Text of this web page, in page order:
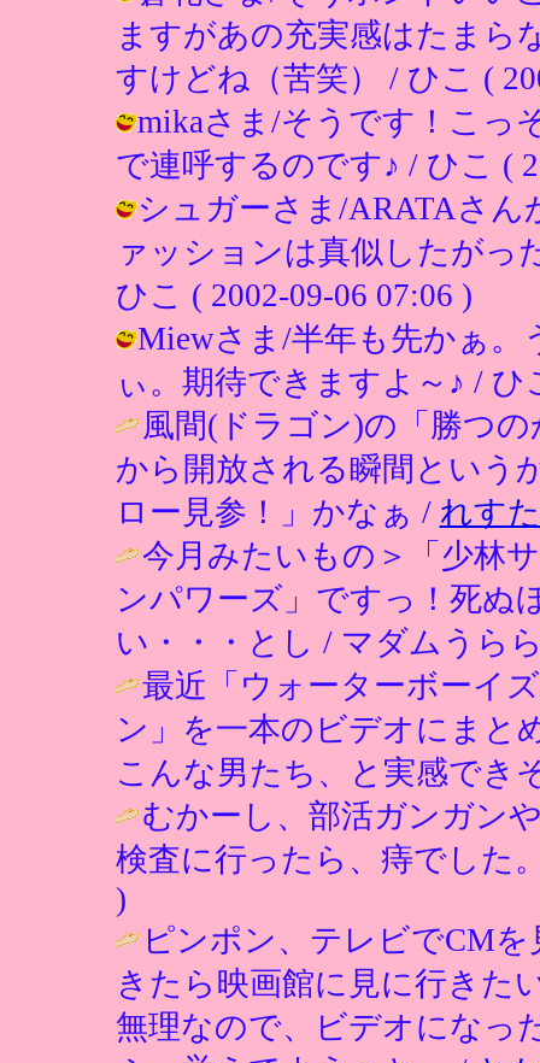
ますがあの充実感はたまら
すけどね（苦笑） / ひこ (
mikaさま/そうです！こっ
で連呼するのです♪ / ひこ (
シュガーさま/ARATAさ
ァッションは真似したがっ
ひこ ( 2002-09-06 07:06 )
Miewさま/半年も先かぁ。
ぃ。期待できますよ～♪ / ひ
風間(ドラゴン)の「勝つ
から開放される瞬間とい
ロー見参！」かなぁ / れす
今月みたいもの＞「少林
ンパワーズ」ですっ！死ぬ
い・・・とし / マダムうら
最近「ウォーターボーイ
ン」を一本のビデオにまと
こんな男たち、と実感でき
むかーし、部活ガンガン
検査に行ったら、痔でした
)
ピンポン、テレビでCM
きたら映画館に見に行きた
無理なので、ビデオになっ